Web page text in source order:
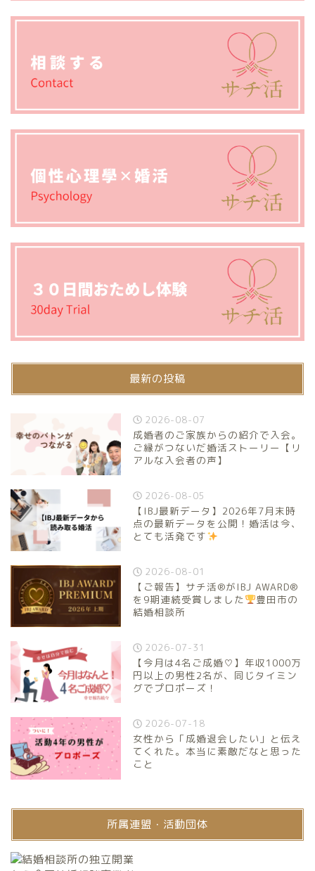
最新の投稿
2026-08-07
成婚者のご家族からの紹介で入会。
ご縁がつないだ婚活ストーリー【リ
アルな入会者の声】
2026-08-05
【IBJ最新データ】2026年7月末時
点の最新データを公開！婚活は今、
とても活発です
2026-08-01
【ご報告】サチ活®がIBJ AWARD®
を9期連続受賞しました
豊田市の
結婚相談所
2026-07-31
【今月は4名ご成婚♡】年収1000万
円以上の男性2名が、同じタイミン
グでプロポーズ！
2026-07-18
女性から「成婚退会したい」と伝え
てくれた。本当に素敵だなと思った
こと
所属連盟・活動団体